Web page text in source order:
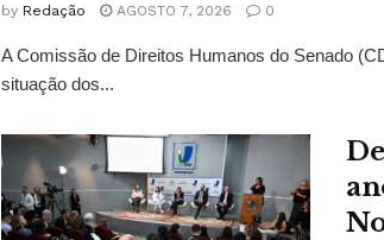
by Redação AGOSTO 7, 2026 0
A Comissão de Direitos Humanos do Senado
situação dos...